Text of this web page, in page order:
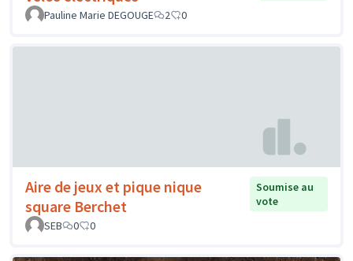
Pauline Marie DEGOUGE
2 0
Aire de jeux et pique nique
square Berchet
Soumise au
vote
SEB
0 0